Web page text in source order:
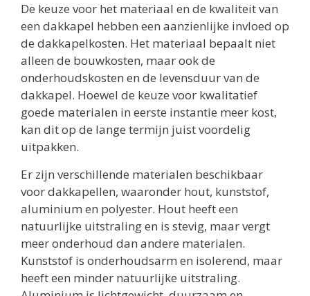
De keuze voor het materiaal en de kwaliteit van
een dakkapel hebben een aanzienlijke invloed op
de dakkapelkosten. Het materiaal bepaalt niet
alleen de bouwkosten, maar ook de
onderhoudskosten en de levensduur van de
dakkapel. Hoewel de keuze voor kwalitatief
goede materialen in eerste instantie meer kost,
kan dit op de lange termijn juist voordelig
uitpakken.
Er zijn verschillende materialen beschikbaar
voor dakkapellen, waaronder hout, kunststof,
aluminium en polyester. Hout heeft een
natuurlijke uitstraling en is stevig, maar vergt
meer onderhoud dan andere materialen.
Kunststof is onderhoudsarm en isolerend, maar
heeft een minder natuurlijke uitstraling.